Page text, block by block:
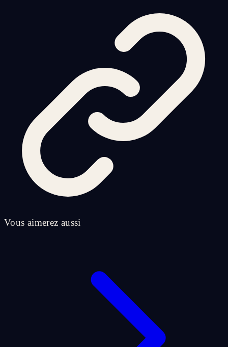
Vous aimerez aussi